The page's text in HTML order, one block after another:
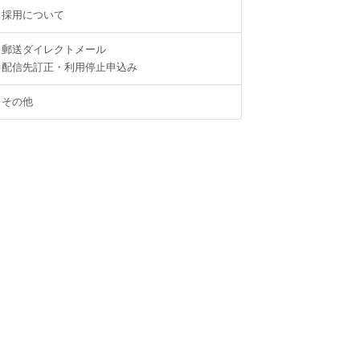
採用について
郵送ダイレクトメール
配信先訂正・利用停止申込み
その他